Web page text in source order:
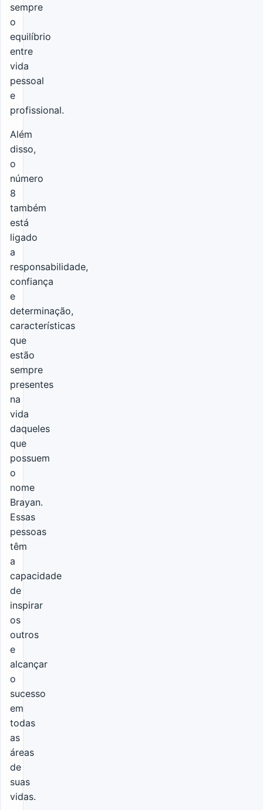
sempre
o
equilíbrio
entre
vida
pessoal
e
profissional.
Além
disso,
o
número
8
também
está
ligado
a
responsabilidade,
confiança
e
determinação,
características
que
estão
sempre
presentes
na
vida
daqueles
que
possuem
o
nome
Brayan.
Essas
pessoas
têm
a
capacidade
de
inspirar
os
outros
e
alcançar
o
sucesso
em
todas
as
áreas
de
suas
vidas.